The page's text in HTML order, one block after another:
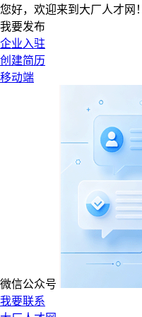
您好，欢迎来到大厂人才网！
我要发布
企业入驻
创建简历
移动端
微信公众号
我要联系